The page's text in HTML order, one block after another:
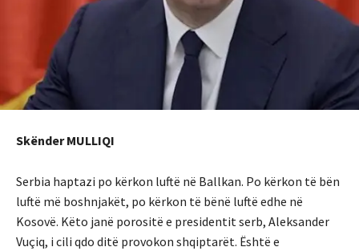
Skënder MULLIQI
Serbia haptazi po kërkon luftë në Ballkan. Po kërkon të bën
luftë më boshnjakët, po kërkon të bënë luftë edhe në
Kosovë. Këto janë porositë e presidentit serb, Aleksander
Vuçiq, i cili qdo ditë provokon shqiptarët. Është e